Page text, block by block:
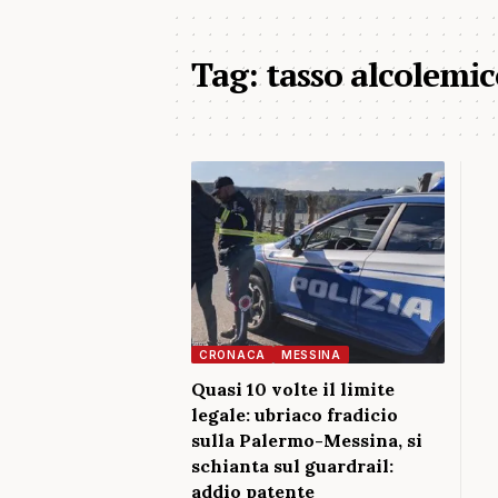
Tag:tasso
CRONACA MESSINA
Quasi 10 volte il limite
legale: ubriaco fradicio
sulla Palermo-Messina, si
schianta sul guardrail:
addio patente